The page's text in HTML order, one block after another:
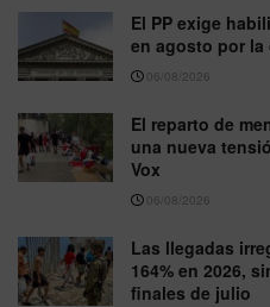
El PP exige
en agosto por la
06/08/2026
El reparto de
una nueva
Vox
06/08/2026
Las llegadas
164% en 2026,
finales de julio